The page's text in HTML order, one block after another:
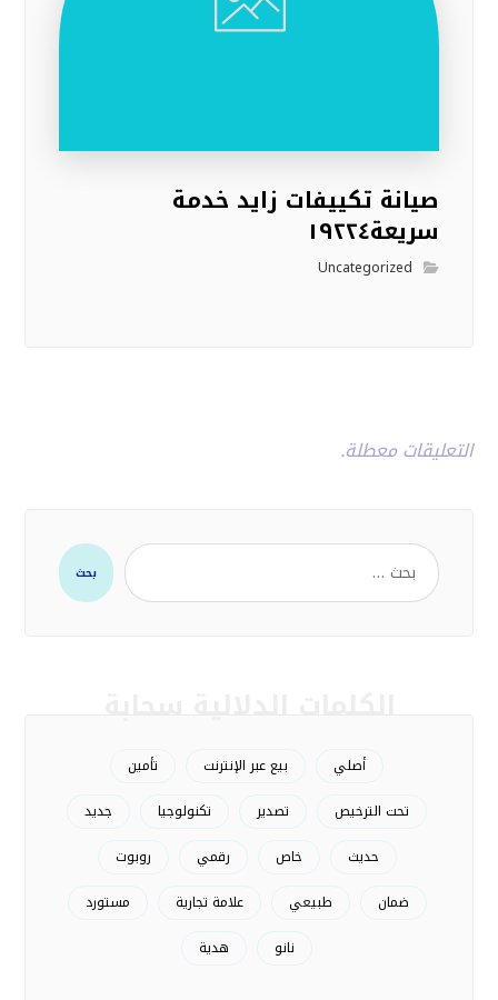
صيانة تكييفات زايد خدمة
سريعة١٩٢٢٤
Uncategorized
التعليقات معطلة.
بحث
أصلي بيع عبر الإنترنت
تأمين
تحت الترخيص
تصدير تكنولوجيا
جديد
حديث
خاص رقمي
روبوت
ضمان
طبيعي علامة تجارية
مستورد
نانو
هدية